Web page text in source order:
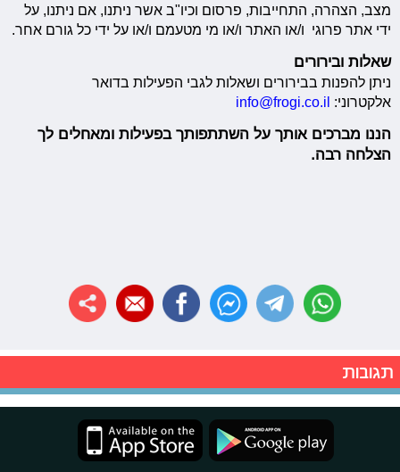
מצב, הצהרה, התחייבות, פרסום וכיו"ב אשר ניתנו, אם ניתנו, על
ידי אתר פרוגי ו/או האתר ו/או מי מטעמם ו/או על ידי כל גורם אחר.
שאלות ובירורים
ניתן להפנות בבירורים ושאלות לגבי הפעילות בדואר
אלקטרוני: info@frogi.co.il
הננו מברכים אותך על השתתפותך בפעילות ומאחלים לך
הצלחה רבה.
תגובות